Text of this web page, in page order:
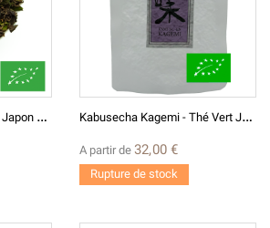
H
Aku-Dou Thé Blanc Du Japon BIO K
Abusecha Kagemi - Thé Vert Japonais BIO* かぶせ茶 Région De Miyazaki
A partir de 32,00 €
Rupture de stock